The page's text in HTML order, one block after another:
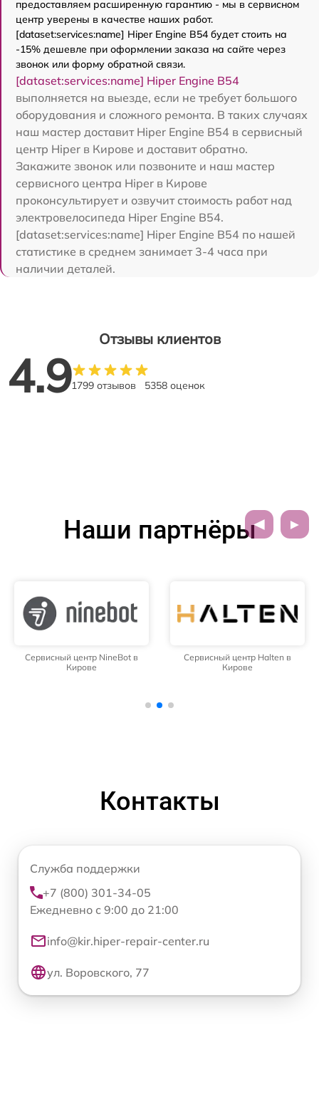
предоставляем расширенную гарантию - мы в сервисном
центр уверены в качестве наших работ.
[dataset:services:name] Hiper Engine B54 будет стоить на
-15% дешевле при оформлении заказа на сайте через
звонок или форму обратной связи.
[dataset:services:name] Hiper Engine B54
выполняется на выезде, если не требует большого
оборудования и сложного ремонта. В таких случаях
наш мастер доставит Hiper Engine B54 в сервисный
центр Hiper в Кирове и доставит обратно.
Закажите звонок или позвоните и наш мастер
сервисного центра Hiper в Кирове
проконсультирует и озвучит стоимость работ над
электровелосипеда Hiper Engine B54.
[dataset:services:name] Hiper Engine B54 по нашей
статистике в среднем занимает 3-4 часа при
наличии деталей.
Отзывы клиентов
4.91799 отзывов 5358 оценок
Наши партнёры
Сервисный центр NineBot в
Кирове
Сервисный центр Halten в
Кирове
Контакты
Служба поддержки
+7 (800) 301-34-05
Ежедневно с 9:00 до 21:00
info@kir.hiper-repair-center.ru
ул. Воровского, 77